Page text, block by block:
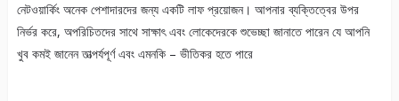
নেটওয়ার্কিং অনেক পেশাদারদের জন্য একটি লাফ প্রয়োজন। আপনার ব্যক্তিত্বের উপর
নির্ভর করে, অপরিচিতদের সাথে সাক্ষাৎ এবং লোকেদেরকে শুভেচ্ছা জানাতে পারেন যে আপনি
খুব কমই জানেন তাত্পর্যপূর্ণ এবং এমনকি – ভীতিকর হতে পারে